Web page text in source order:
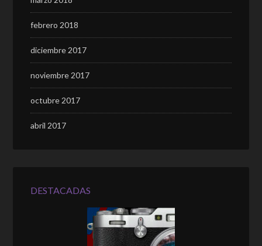
febrero 2018
diciembre 2017
noviembre 2017
octubre 2017
abril 2017
DESTACADAS